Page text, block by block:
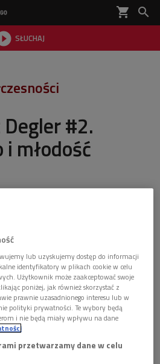
shopping_cart 
SŁUCHAJ

#2.
młodość
się wśród ludzi
Polskiego Radia były
mieszkania otrzymali ludzie
- wspominał prof. Janusz
lub uzyskujemy dostęp do informacji
identyfikatory w plikach cookie w celu
Użytkownik może zaakceptować swoje
poniżej, jak również skorzystać z
prawnie uzasadnionego interesu lub w
polityki prywatności. Te wybory będą
i nie będą miały wpływu na dane
przetwarzamy dane w celu